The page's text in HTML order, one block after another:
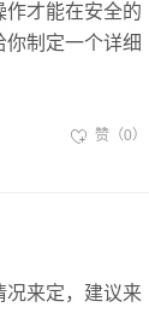
作才能在安全的
制定一个详细
赞（0）
况来定，建议来